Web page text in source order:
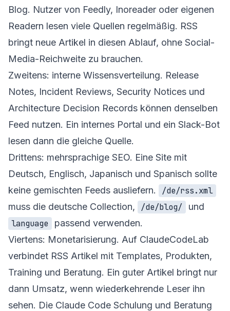
Blog. Nutzer von Feedly, Inoreader oder eigenen
Readern lesen viele Quellen regelmäßig. RSS
bringt neue Artikel in diesen Ablauf, ohne Social-
Media-Reichweite zu brauchen.
Zweitens: interne Wissensverteilung. Release
Notes, Incident Reviews, Security Notices und
Architecture Decision Records können denselben
Feed nutzen. Ein internes Portal und ein Slack-Bot
lesen dann die gleiche Quelle.
Drittens: mehrsprachige SEO. Eine Site mit
Deutsch, Englisch, Japanisch und Spanisch sollte
keine gemischten Feeds ausliefern.
/de/rss.xml
muss die deutsche Collection,
/de/blog/
und
language
passend verwenden.
Viertens: Monetarisierung. Auf ClaudeCodeLab
verbindet RSS Artikel mit Templates, Produkten,
Training und Beratung. Ein guter Artikel bringt nur
dann Umsatz, wenn wiederkehrende Leser ihn
sehen. Die Claude Code Schulung und Beratung